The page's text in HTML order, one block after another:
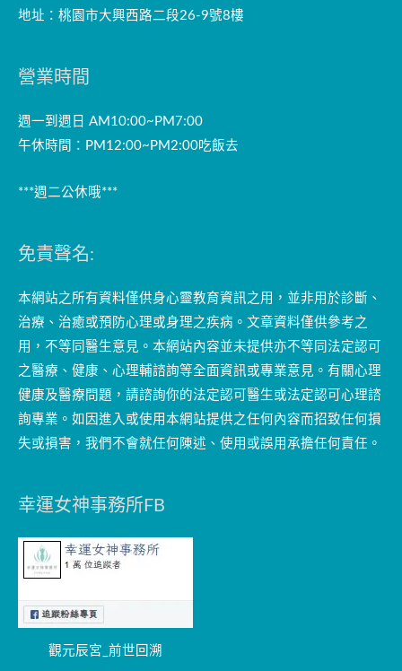
地址：桃園市大興西路二段26-9號8樓
營業時間
週一到週日 AM10:00~PM7:00
午休時間：PM12:00~PM2:00吃飯去
***週二公休哦***
免責聲名:
本網站之所有資料僅供身心靈教育資訊之用，並非用於診斷、
治療、治癒或預防心理或身理之疾病。文章資料僅供參考之
用，不等同醫生意見。本網站內容並未提供亦不等同法定認可
之醫療、健康、心理輔諮詢等全面資訊或專業意見。有關心理
健康及醫療問題，請諮詢你的法定認可醫生或法定認可心理諮
詢專業。如因進入或使用本網站提供之任何內容而招致任何損
失或損害，我們不會就任何陳述、使用或誤用承擔任何責任。
幸運女神事務所FB
觀元辰宮_前世回溯